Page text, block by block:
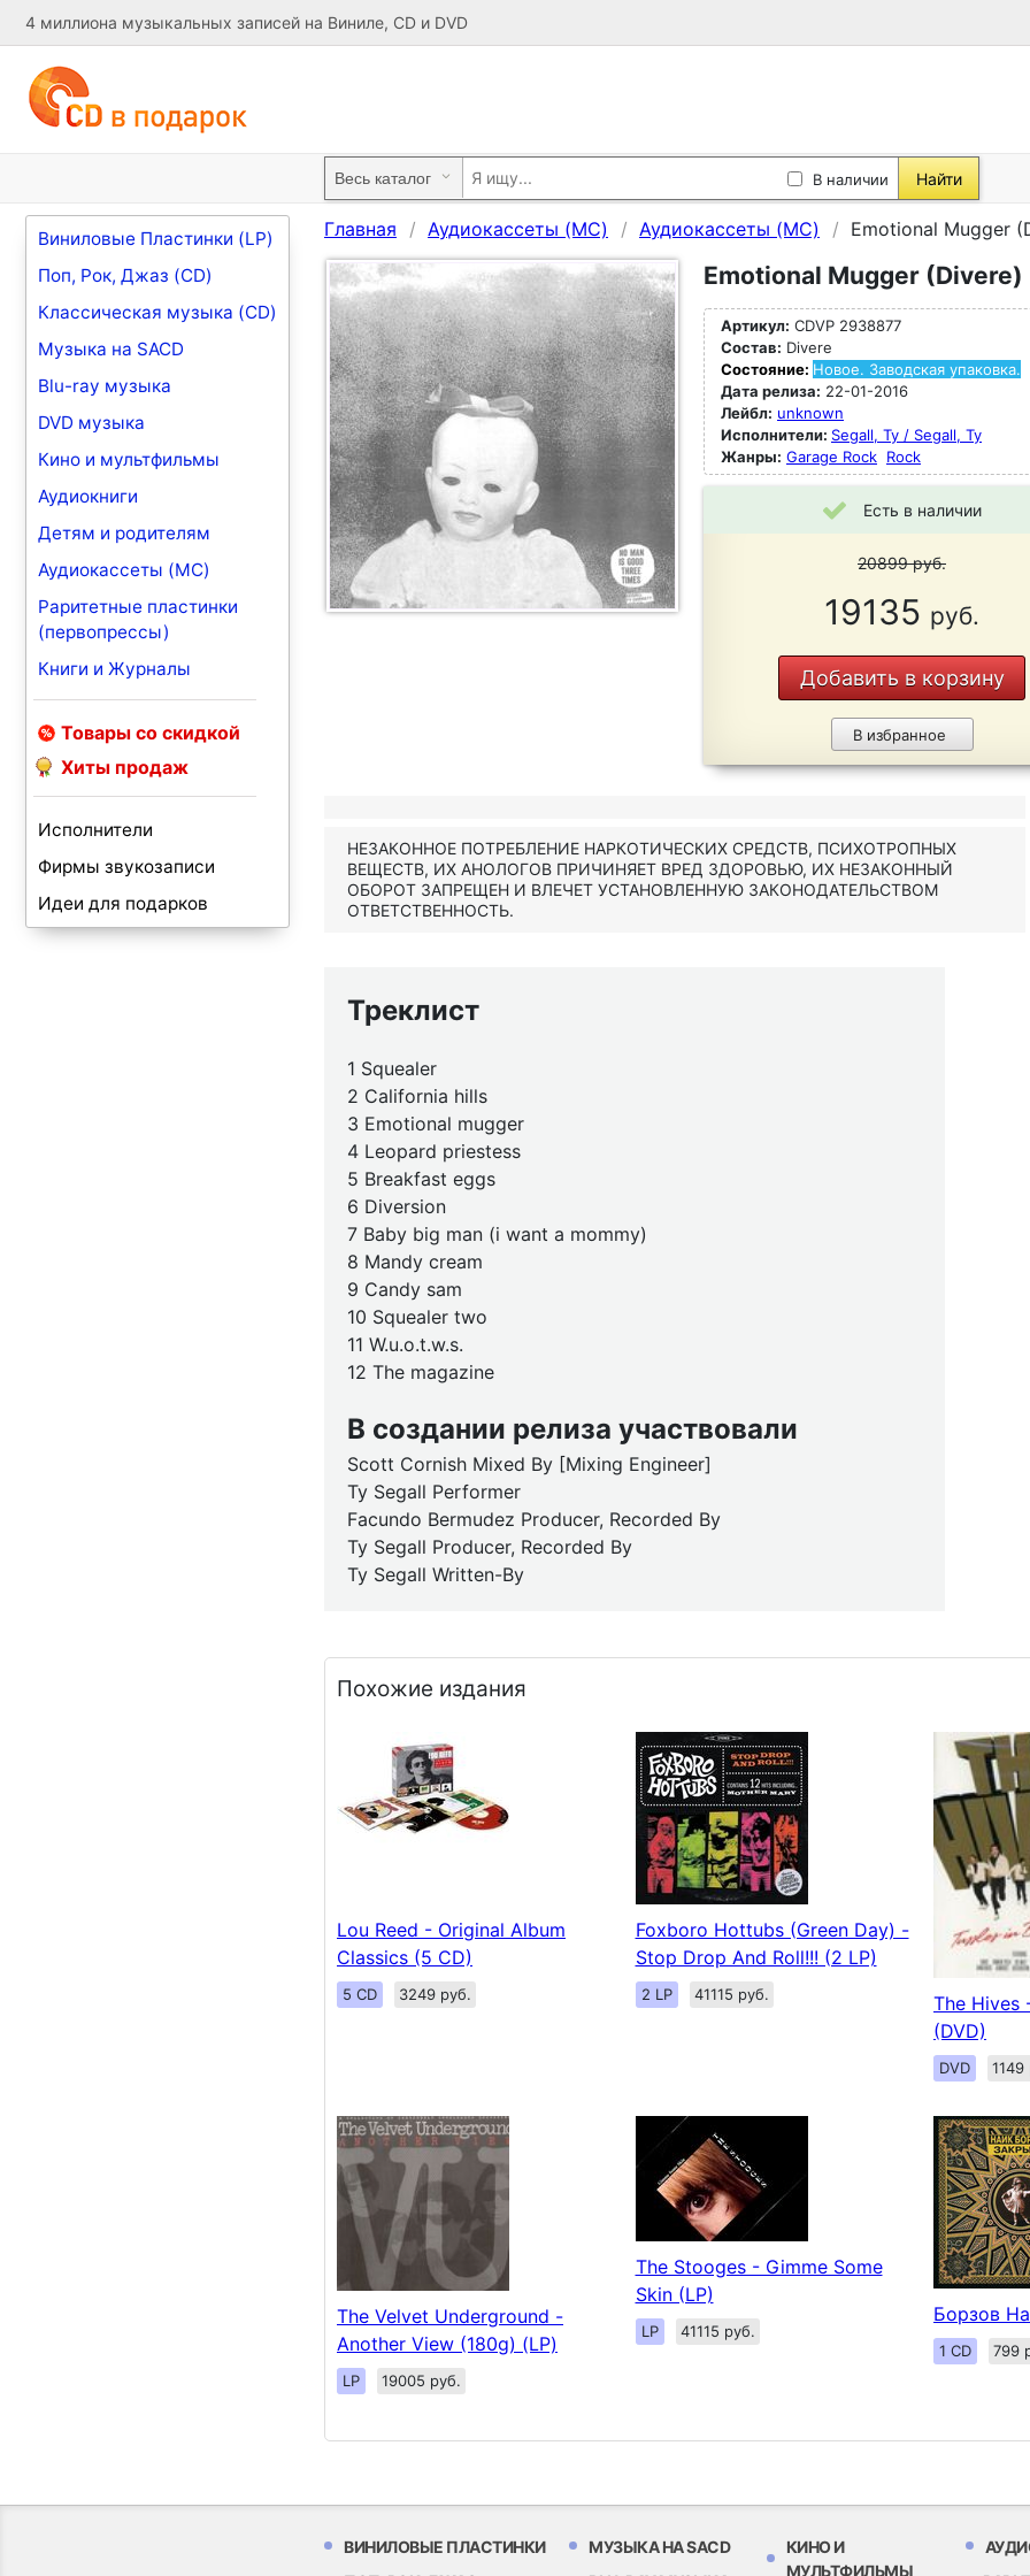
4 миллиона музыкальных записей на Виниле, CD и DVD
В наличии Найти
Виниловые Пластинки (LP)
Поп, Рок, Джаз (CD)
Классическая музыка (CD)
Музыка на SACD
Blu-ray музыка
DVD музыка
Кино и мультфильмы
Аудиокниги
Детям и родителям
Аудиокассеты (MC)
Раритетные пластинки
(первопрессы)
Книги и Журналы
Товары со скидкой
Хиты продаж
Исполнители
Фирмы звукозаписи
Идеи для подарков
Главная Аудиокассеты (MC) Аудиокассеты (MC) Emotional Mugger
Emotional Mugger (Divere)
Артикул: CDVP 2938877
Состав: Divere
Состояние: Новое. Заводская упаковка.
Дата релиза: 22-01-2016
Лейбл: unknown
Исполнители: Segall, Ty / Segall, Ty
Жанры: Garage Rock Rock
Есть в наличии
20899руб.
19135 руб.
Добавить в корзину
В избранное
НЕЗАКОННОЕ ПОТРЕБЛЕНИЕ НАРКОТИЧЕСКИХ СРЕДСТВ, ПСИХОТРОПНЫХ
ВЕЩЕСТВ, ИХ АНОЛОГОВ ПРИЧИНЯЕТ ВРЕД ЗДОРОВЬЮ, ИХ НЕЗАКОННЫЙ
ОБОРОТ ЗАПРЕЩЕН И ВЛЕЧЕТ УСТАНОВЛЕННУЮ ЗАКОНОДАТЕЛЬСТВОМ
ОТВЕТСТВЕННОСТЬ.
Треклист
1 Squealer
2 California hills
3 Emotional mugger
4 Leopard priestess
5 Breakfast eggs
6 Diversion
7 Baby big man (i want a mommy)
8 Mandy cream
9 Candy sam
10 Squealer two
11 W.u.o.t.w.s.
12 The magazine
В создании релиза участвовали
Scott Cornish Mixed By [Mixing Engineer]
Ty Segall Performer
Facundo Bermudez Producer, Recorded By
Ty Segall Producer, Recorded By
Ty Segall Written-By
Похожие издания
Lou Reed - Original Album
Classics (5 CD)
5 CD 3249 руб.
Foxboro Hottubs (Green Day) -
Stop Drop And Roll!!! (2 LP)
2 LP 41115 руб.
The Hives
(DVD)
DVD 1149
The Velvet Underground -
Another View (180g) (LP)
LP 19005 руб.
The Stooges - Gimme Some
Skin (LP)
LP 41115 руб.
Борзов
1 CD 799
ВИНИЛОВЫЕ ПЛАСТИНКИ
МУЗЫКА НА SACD
КИНО И
МУЛЬТФИЛЬМЫ